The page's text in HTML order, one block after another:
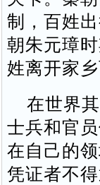
制，百姓
朝朱元璋
姓离开家
在世界其
士兵和官
在自己的
凭证者不得